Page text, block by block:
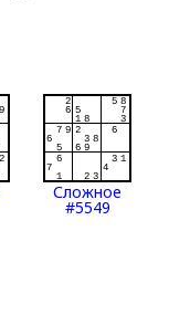
Сложное
#5549